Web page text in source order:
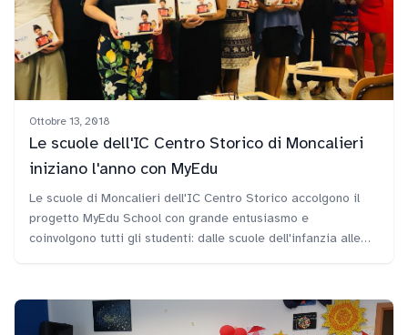
Ottobre 13, 2018
Le scuole dell'IC Centro Storico di Moncalieri
iniziano l'anno con MyEdu
Le scuole di Moncalieri dell'IC Centro Storico accolgono il
progetto MyEdu School con grande entusiasmo e
coinvolgono tutti gli studenti: dalle scuole dell'infanzia alle